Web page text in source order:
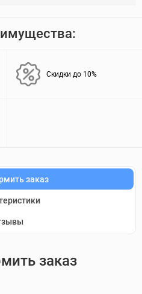
Скидки до 10%
заказ
заказ